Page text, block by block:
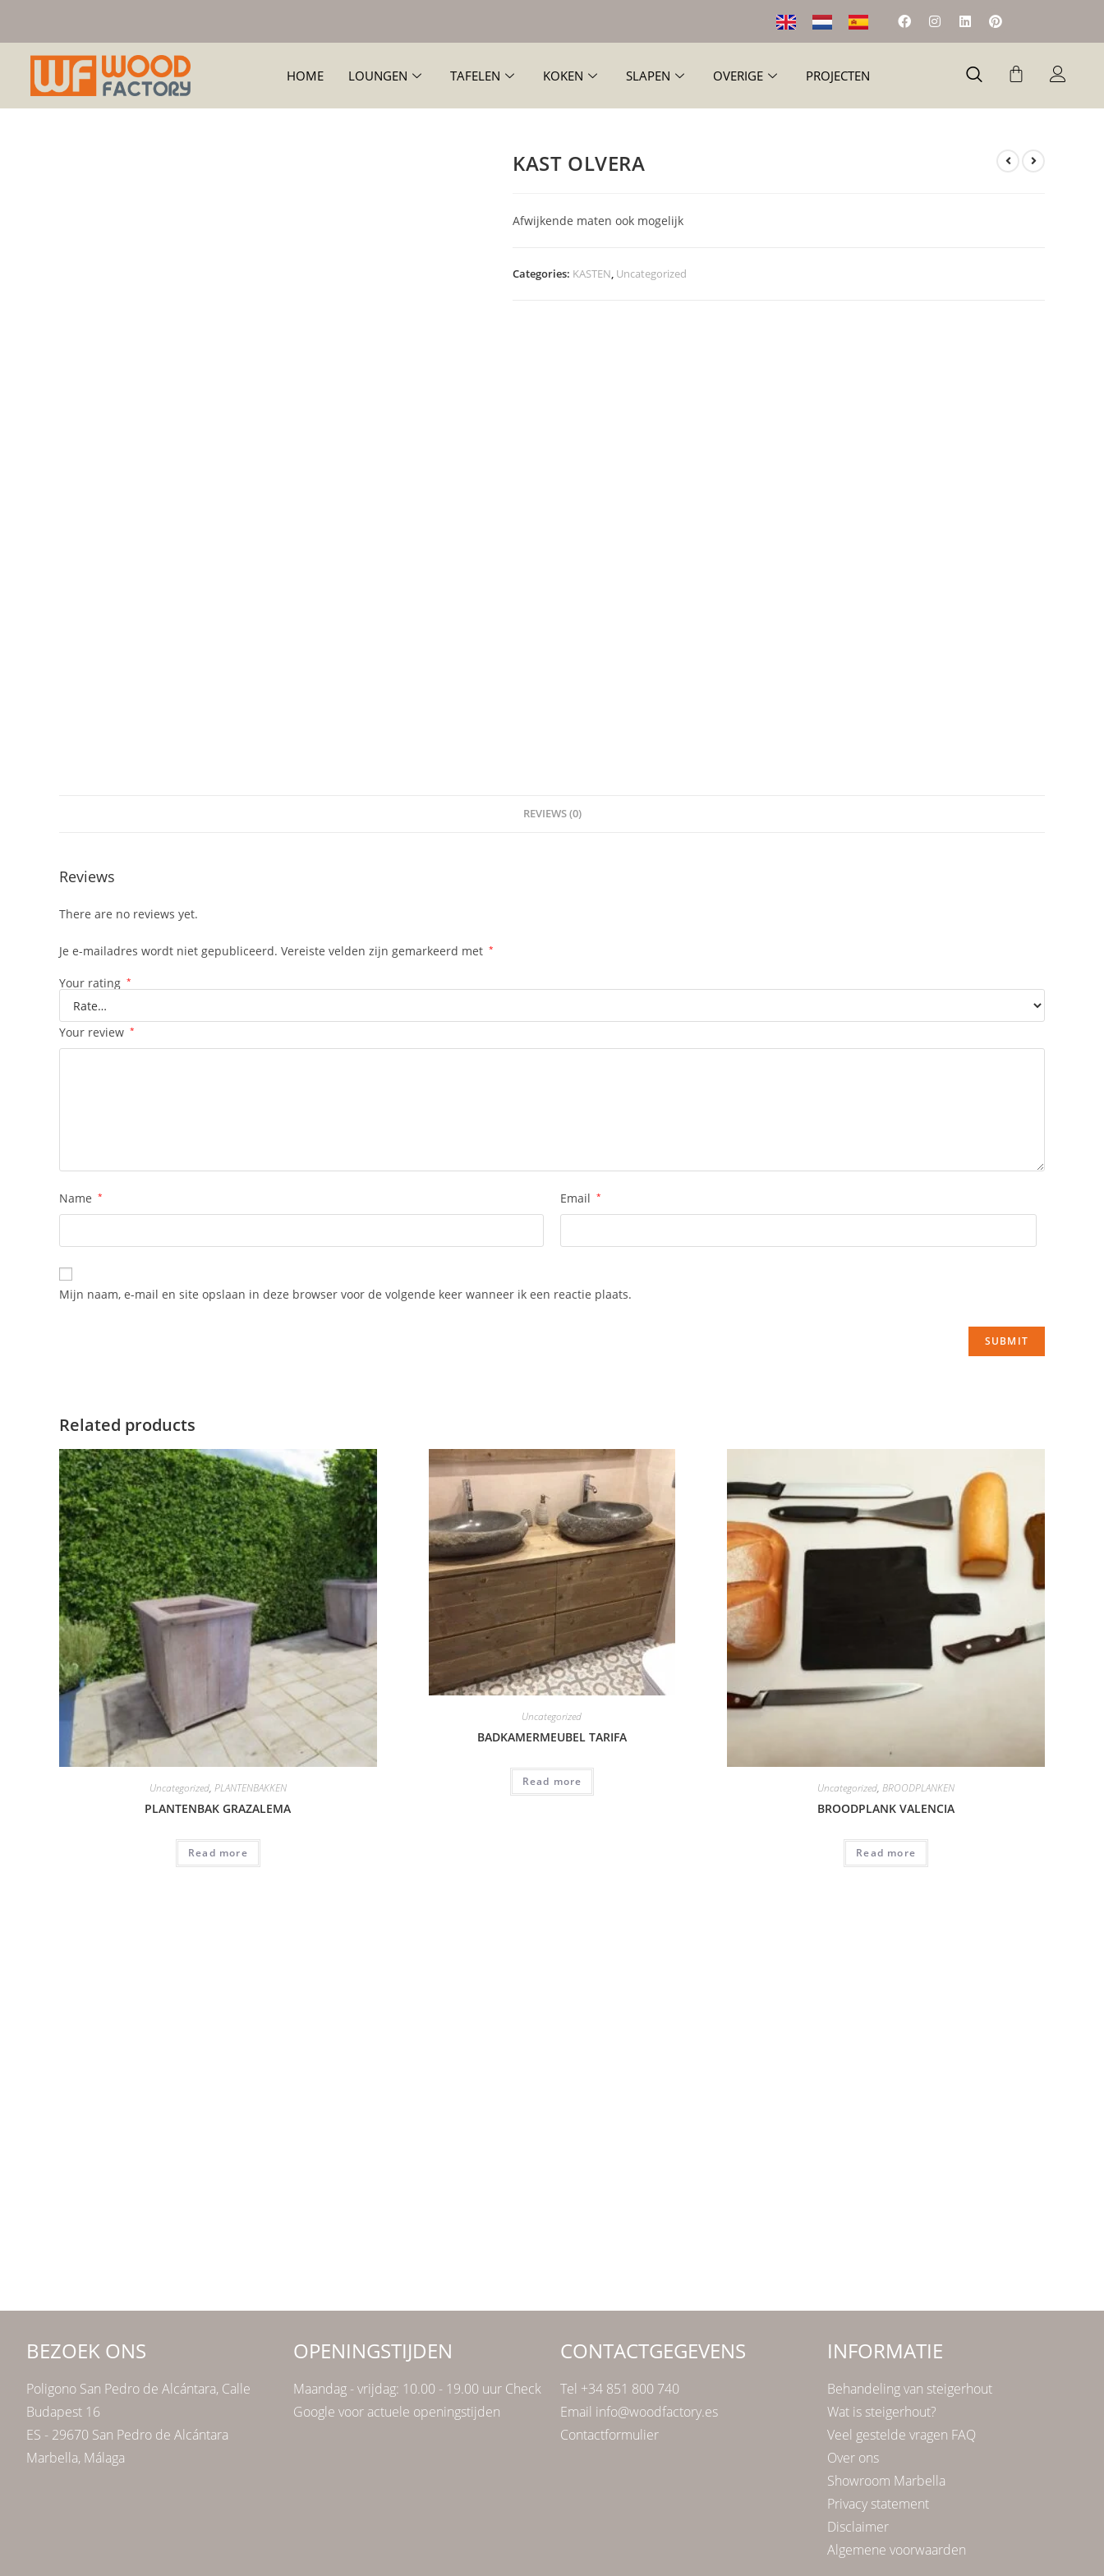
HOME LOUNGEN TAFELEN KOKEN SLAPEN OVERIGE PROJECTEN
KAST OLVERA
Afwijkende maten ook mogelijk
Categories: KASTEN, Uncategorized
REVIEWS (0)
Reviews
There are no reviews yet.
Je e-mailadres wordt niet gepubliceerd. Vereiste velden zijn gemarkeerd met *
Your rating *
Your review *
Name * Email *
Mijn naam, e-mail en site opslaan in deze browser voor de volgende keer wanneer ik een reactie plaats.
Related products
Uncategorized, PLANTENBAKKEN
PLANTENBAK GRAZALEMA
Read more
Uncategorized
BADKAMERMEUBEL TARIFA
Read more Uncategorized,BROODPLANKEN
BROODPLANK VALENCIA
Read more
BEZOEK ONS
Poligono San Pedro de Alcántara, Calle
Budapest 16
ES - 29670 San Pedro de Alcántara
Marbella, Málaga
OPENINGSTIJDEN
Maandag - vrijdag: 10.00 - 19.00 uur Check
Google voor actuele openingstijden
CONTACTGEGEVENS
Tel +34 851 800 740
Email info@woodfactory.es
Contactformulier
INFORMATIE
Behandeling van steigerhout
Wat is steigerhout?
Veel gestelde vragen FAQ
Over ons
Showroom Marbella
Privacy statement
Disclaimer
Algemene voorwaarden